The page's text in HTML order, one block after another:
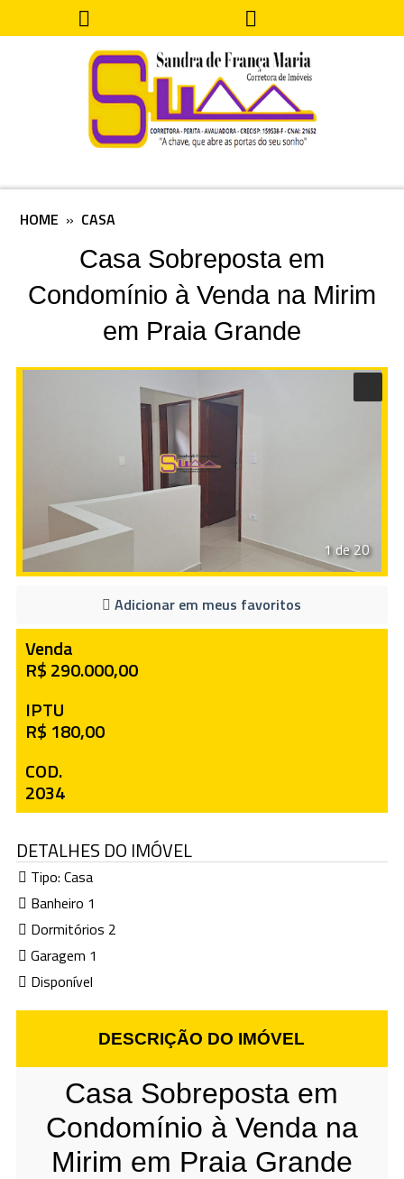
HOME » CASA
Casa Sobreposta em
Condomínio à Venda na Mirim
em Praia Grande
1 de 20
Adicionar em meus favoritos
Venda
R$ 290.000,00
IPTU
R$ 180,00
COD.
2034
DETALHES DO IMÓVEL
Tipo: Casa
Banheiro 1
Dormitórios 2
Garagem 1
Disponível
DESCRIÇÃO DO IMÓVEL
Casa Sobreposta em
Condomínio à Venda na
Mirim em Praia Grande